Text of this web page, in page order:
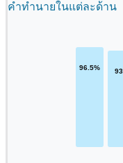
คำทำนายในแต่ละด้าน